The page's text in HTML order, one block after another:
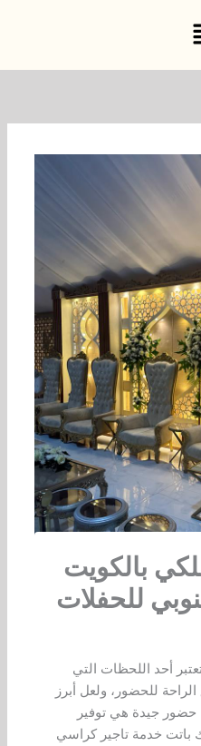
بالكويت
أحد اللحظات التي
للحضور، ولعل أبرز
حضور جيدة هي توفير
باتت خدمة تاجير كراسي